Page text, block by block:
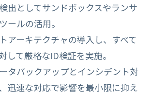
出としてサンドボックスやランサ
ールの活用。
アーキテクチャの導入し、すべて
して厳格なID検証を実施。
タバックアップとインシデント対
迅速な対応で影響を最小限に抑え